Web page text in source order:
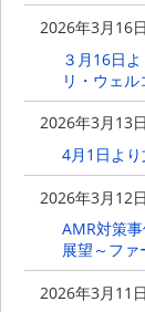
2026年3月16日
３月16日
リ・ウェ
2026年3月13日
4月1日より
2026年3月12日
AMR対策
展望～フ
2026年3月11日